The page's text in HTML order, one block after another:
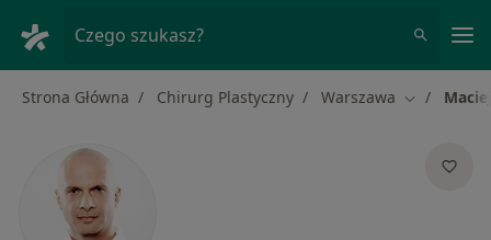
Czego szukasz?
Strona Główna Chirurg Plastyczny Warszawa Zmień